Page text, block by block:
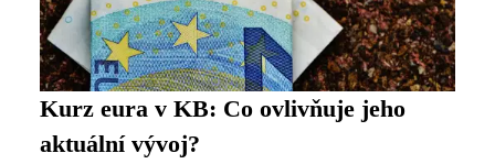
Kurz eura v KB: Co ovlivňuje jeho
aktuální vývoj?